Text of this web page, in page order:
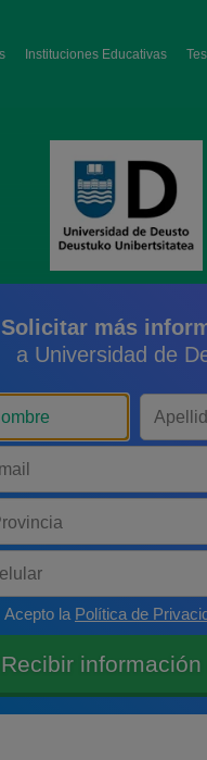
Instituciones Educativas
Solicitar más
a Universidad de
Acepto la Política de